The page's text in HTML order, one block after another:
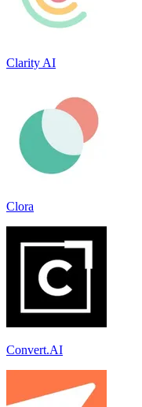
Clarity AI
Clora
Convert.AI